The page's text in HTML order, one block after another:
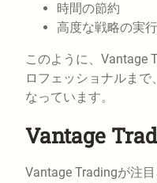
時間の節約
高度な戦略の実行
このように、Vantage
ロフェッショナルま
なっています。
Vantage
Vantage Tradingが注